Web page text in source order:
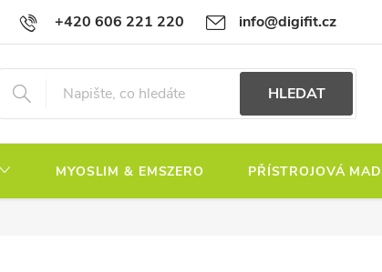
+420 606 221 220 info@digifit.cz
Časté dotazy
HLEDAT
MYOSLIM & EMSZERO PŘÍSTROJOVÁ